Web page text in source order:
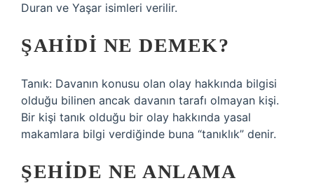
Duran ve Yaşar isimleri verilir.
ŞAHIDI NE DEMEK?
Tanık: Davanın konusu olan olay hakkında bilgisi
olduğu bilinen ancak davanın tarafı olmayan kişi.
Bir kişi tanık olduğu bir olay hakkında yasal
makamlara bilgi verdiğinde buna “tanıklık” denir.
ŞEHIDE NE ANLAMA